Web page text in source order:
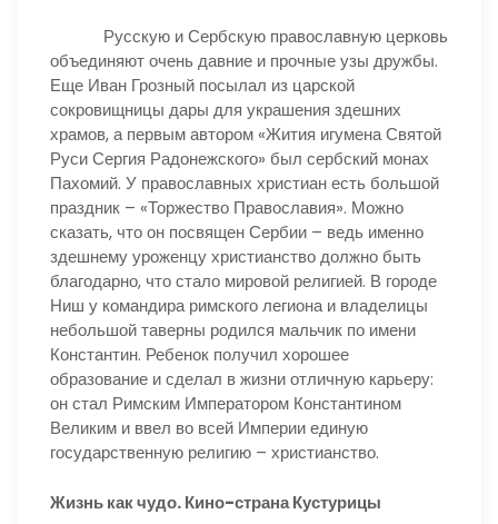
Русскую и Сербскую православную церковь
объединяют очень давние и прочные узы дружбы.
Еще Иван Грозный посылал из царской
сокровищницы дары для украшения здешних
храмов, а первым автором «Жития игумена Святой
Руси Сергия Радонежского» был сербский монах
Пахомий. У православных христиан есть большой
праздник – «Торжество Православия». Можно
сказать, что он посвящен Сербии – ведь именно
здешнему уроженцу христианство должно быть
благодарно, что стало мировой религией. В городе
Ниш у командира римского легиона и владелицы
небольшой таверны родился мальчик по имени
Константин. Ребенок получил хорошее
образование и сделал в жизни отличную карьеру:
он стал Римским Императором Константином
Великим и ввел во всей Империи единую
государственную религию – христианство.
Жизнь как чудо. Кино-страна Кустурицы